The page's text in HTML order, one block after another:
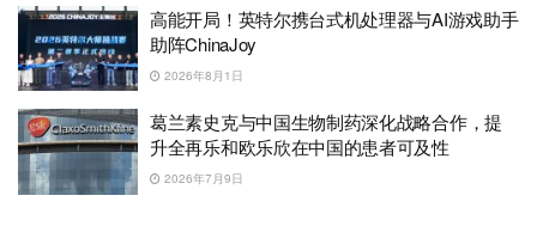
高能开局！英特尔携台式机处理器与AI游戏助手
助阵ChinaJoy
2026年8月1日
葛兰素史克与中国生物制药深化战略合作，提
升全再乐和欧乐欣在中国的患者可及性
2026年7月9日